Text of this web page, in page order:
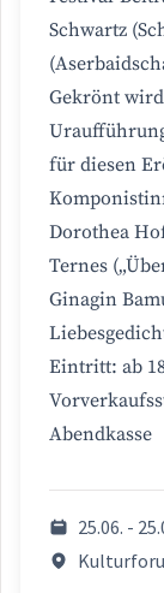
Schwartz
Gekrönt
für diesen
Dorothea
Ternes
Ginagin
Eintritt: ab
Abendkasse
25.06. -